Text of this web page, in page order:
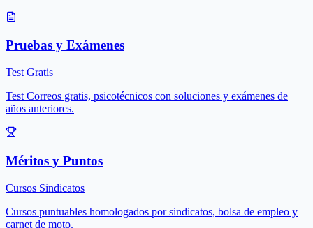
Pruebas y Exámenes
Test Gratis
Test Correos gratis, psicotécnicos con soluciones y exámenes de
años anteriores.
Méritos y Puntos
Cursos Sindicatos
Cursos puntuables homologados por sindicatos, bolsa de empleo y
carnet de moto.